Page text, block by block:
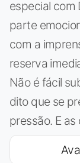
especial com
parte
com a
reserva
Não é fácil
dito que se
pressão. E